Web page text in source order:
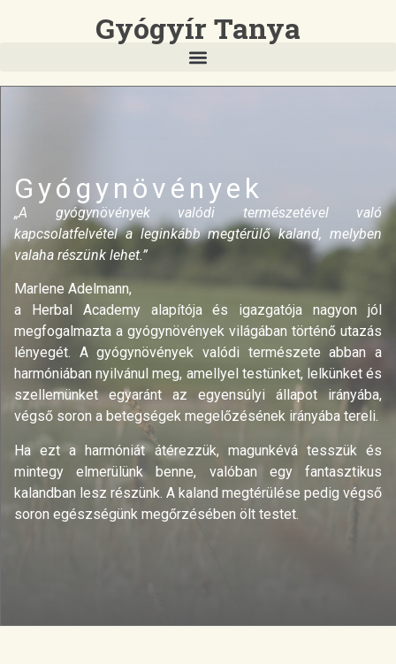
Gyógyír Tanya
Gyógynövények
„A gyógynövények valódi természetével való
kapcsolatfelvétel a leginkább megtérülő kaland, melyben
valaha részünk lehet.”
Marlene Adelmann,
a Herbal Academy alapítója és igazgatója nagyon jól
megfogalmazta a gyógynövények világában történő utazás
lényegét. A gyógynövények valódi természete abban a
harmóniában nyilvánul meg, amellyel testünket, lelkünket és
szellemünket egyaránt az egyensúlyi állapot irányába,
végső soron a betegségek megelőzésének irányába tereli.
Ha ezt a harmóniát átérezzük, magunkévá tesszük és
mintegy elmerülünk benne, valóban egy fantasztikus
kalandban lesz részünk. A kaland megtérülése pedig végső
soron egészségünk megőrzésében ölt testet.